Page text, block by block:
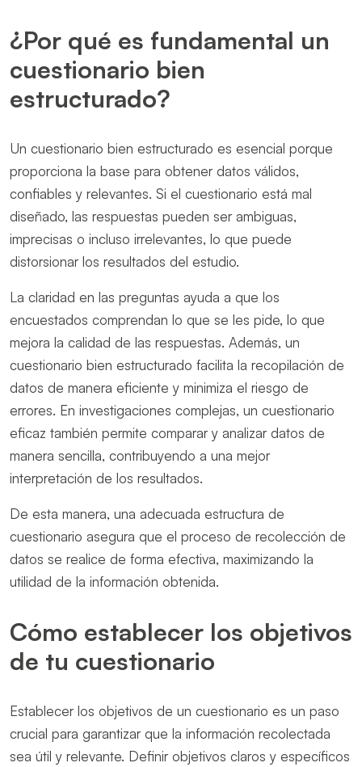
¿Por qué es fundamental un
cuestionario bien
estructurado?
Un cuestionario bien estructurado es esencial porque
proporciona la base para obtener datos válidos,
confiables y relevantes. Si el cuestionario está mal
diseñado, las respuestas pueden ser ambiguas,
imprecisas o incluso irrelevantes, lo que puede
distorsionar los resultados del estudio.
La claridad en las preguntas ayuda a que los
encuestados comprendan lo que se les pide, lo que
mejora la calidad de las respuestas. Además, un
cuestionario bien estructurado facilita la recopilación de
datos de manera eficiente y minimiza el riesgo de
errores. En investigaciones complejas, un cuestionario
eficaz también permite comparar y analizar datos de
manera sencilla, contribuyendo a una mejor
interpretación de los resultados.
De esta manera, una adecuada estructura de
cuestionario asegura que el proceso de recolección de
datos se realice de forma efectiva, maximizando la
utilidad de la información obtenida.
Cómo establecer los objetivos
de tu cuestionario
Establecer los objetivos de un cuestionario es un paso
crucial para garantizar que la información recolectada
sea útil y relevante. Definir objetivos claros y específicos